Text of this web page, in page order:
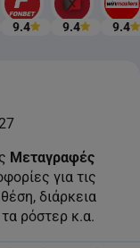
9.4 9.4 9.4
Μεταγραφές
για τις
διάρκεια
ρόστερ κ.α.